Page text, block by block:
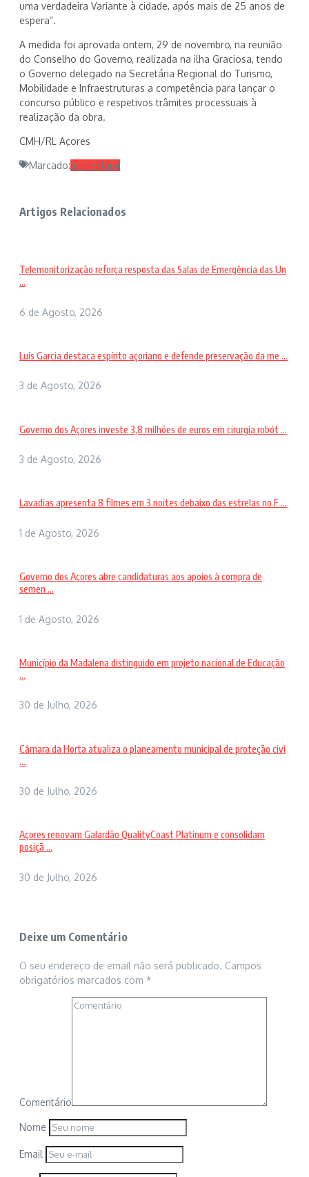
uma verdadeira Variante à cidade, após mais de 25 anos de
espera”.
A medida foi aprovada ontem, 29 de novembro, na reunião
do Conselho do Governo, realizada na ilha Graciosa, tendo
o Governo delegado na Secretária Regional do Turismo,
Mobilidade e Infraestruturas a competência para lançar o
concurso público e respetivos trâmites processuais à
realização da obra.
CMH/RL Açores
Marcado:açoresfaial
Artigos Relacionados
Telemonitorização reforça resposta das Salas de Emergência das Un
...
6 de Agosto, 2026
Luís Garcia destaca espírito açoriano e defende preservação da me ...
3 de Agosto, 2026
Governo dos Açores investe 3,8 milhões de euros em cirurgia robót ...
3 de Agosto, 2026
Lavadias apresenta 8 filmes em 3 noites debaixo das estrelas no F ...
1 de Agosto, 2026
Governo dos Açores abre candidaturas aos apoios à compra de
semen ...
1 de Agosto, 2026
Município da Madalena distinguido em projeto nacional de Educação
...
30 de Julho, 2026
Câmara da Horta atualiza o planeamento municipal de proteção civi
...
30 de Julho, 2026
Açores renovam Galardão QualityCoast Platinum e consolidam
posiçã ...
30 de Julho, 2026
Deixe um Comentário
O seu endereço de email não será publicado. Campos
obrigatórios marcados com *
Comentário
Nome
Email